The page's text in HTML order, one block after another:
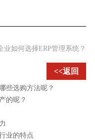
业如何选择ERP管理系统？
<<返回
些选购方法呢？
的呢？
业的特点